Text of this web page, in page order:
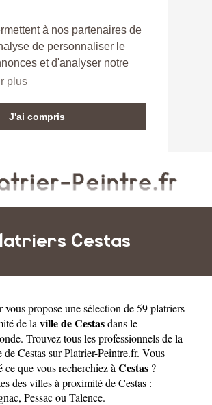
à nos partenaires de
de personnaliser le
et d'analyser notre
plus
J'ai compris
Cestas
vous propose une sélection de 59 platriers
de la ville de Cestasdans le
. Trouvez tous les professionnels de la
Cestas sur Platrier-Peintre.fr. Vous
ce que vous recherchiez à Cestas ?
des villes à proximité de Cestas :
, Pessacou Talence.